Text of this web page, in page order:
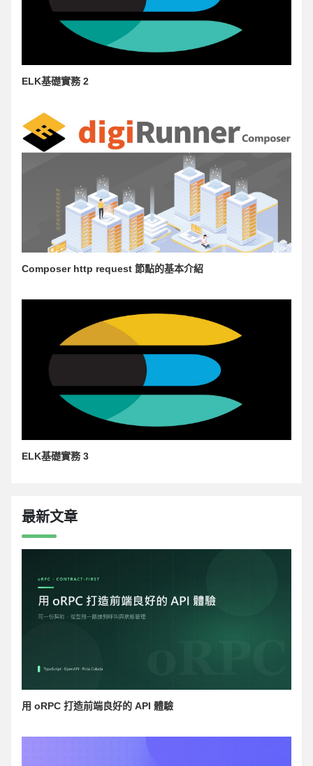
ELK基礎實務 2
Composer http request 節點的基本介紹
ELK基礎實務 3
最新文章
用 oRPC 打造前端良好的 API 體驗